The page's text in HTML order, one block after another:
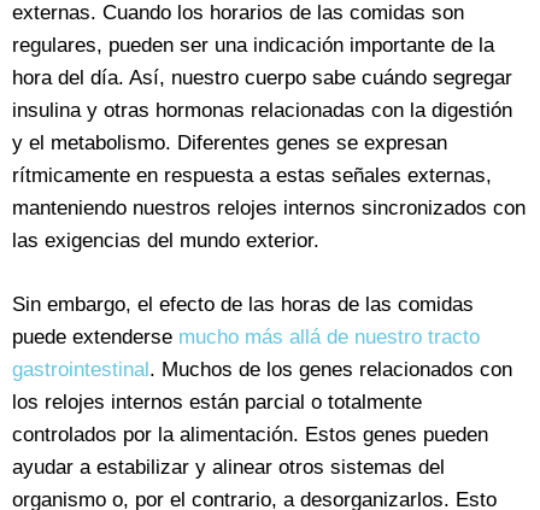
externas. Cuando los horarios de las comidas son
regulares, pueden ser una indicación importante de la
hora del día. Así, nuestro cuerpo sabe cuándo segregar
insulina y otras hormonas relacionadas con la digestión
y el metabolismo. Diferentes genes se expresan
rítmicamente en respuesta a estas señales externas,
manteniendo nuestros relojes internos sincronizados con
las exigencias del mundo exterior.
Sin embargo, el efecto de las horas de las comidas
puede extenderse mucho más allá de nuestro tracto
gastrointestinal. Muchos de los genes relacionados con
los relojes internos están parcial o totalmente
controlados por la alimentación. Estos genes pueden
ayudar a estabilizar y alinear otros sistemas del
organismo o, por el contrario, a desorganizarlos. Esto